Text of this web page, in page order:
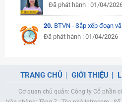
Đã phát hành : 01/04/
20. BTVN - Sắp xếp đoạn
Đã phát hành : 01/04/2026
TRANG CHỦ GIỚI THIỆU
Cơ quan chủ quản: Công ty Cổ phần